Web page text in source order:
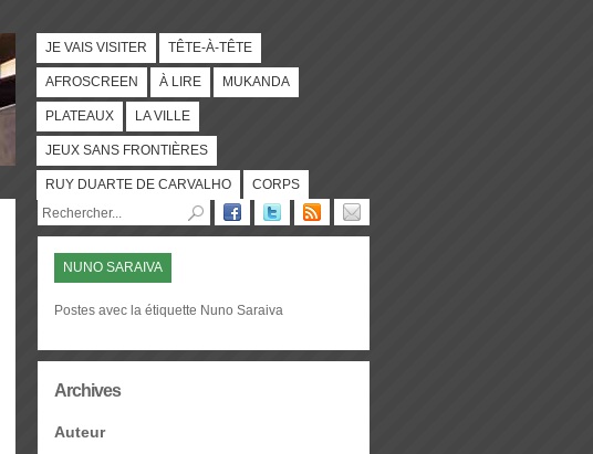
JE VAIS VISITER TÊTE-À-TÊTE
AFROSCREEN À LIRE MUKANDA
PLATEAUX LA VILLE
JEUX SANS FRONTIÈRES
RUY DUARTE DE CARVALHO CORPS
NUNO SARAIVA
Postes avec la étiquette Nuno Saraiva
Archives
Auteur